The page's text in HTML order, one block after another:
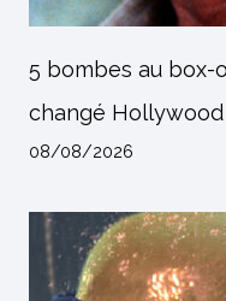
5 bombes au box-
changé
08/08/2026